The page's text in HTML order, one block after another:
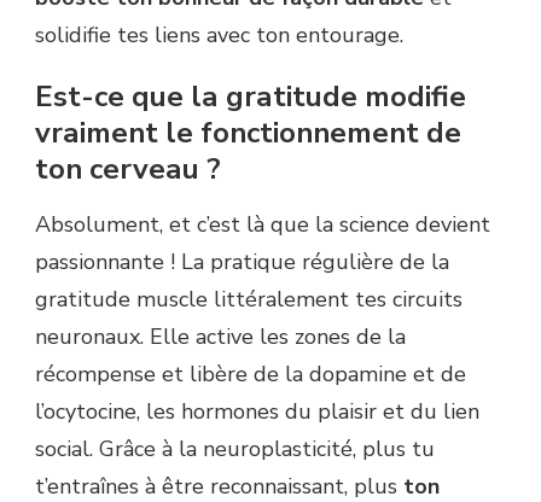
solidifie tes liens avec ton entourage.
Est-ce que la gratitude modifie
vraiment le fonctionnement de
ton cerveau ?
Absolument, et c’est là que la science devient
passionnante ! La pratique régulière de la
gratitude muscle littéralement tes circuits
neuronaux. Elle active les zones de la
récompense et libère de la dopamine et de
l’ocytocine, les hormones du plaisir et du lien
social. Grâce à la neuroplasticité, plus tu
t’entraînes à être reconnaissant, plus ton